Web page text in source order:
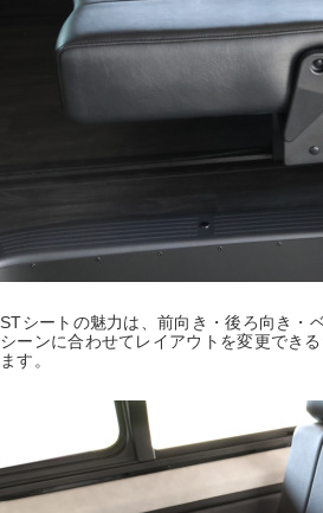
STシートの魅力は、前向き・後ろ向き・
シーンに合わせてレイアウトを変更でき
ます。